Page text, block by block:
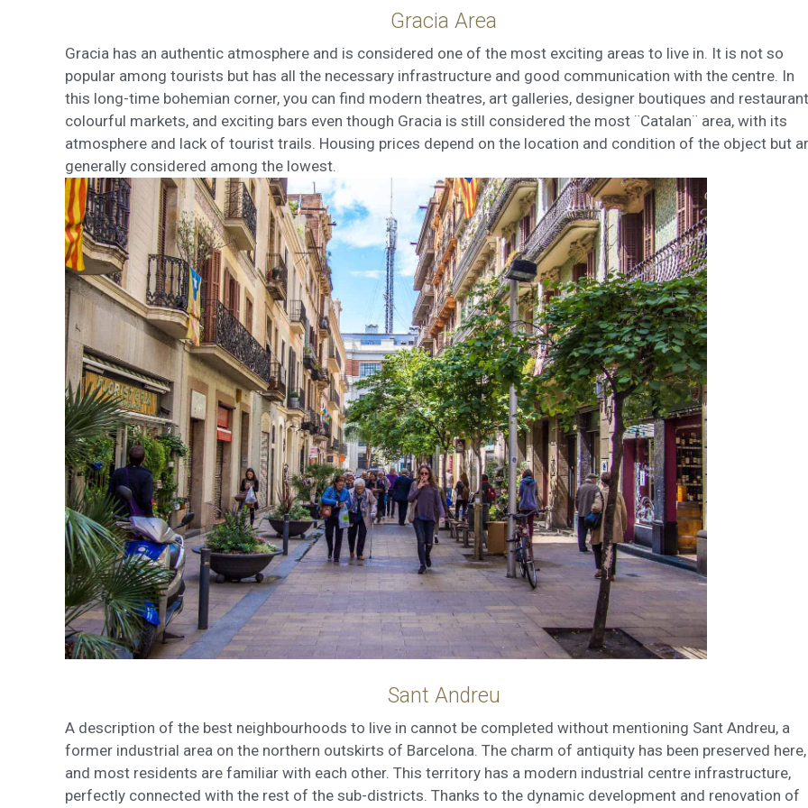
Gracia Area
Gracia has an authentic atmosphere and is considered one of the most exciting areas to live in. It is not so
popular among tourists but has all the necessary infrastructure and good communication with the centre. In
this long-time bohemian corner, you can find modern theatres, art galleries, designer boutiques and
colourful markets, and exciting bars even though Gracia is still considered the most ¨Catalan¨ area, with its
atmosphere and lack of tourist trails. Housing prices depend on the location and condition of the object but
generally considered among the lowest.
Sant Andreu
A description of the best neighbourhoods to live in cannot be completed without mentioning Sant Andreu, a
former industrial area on the northern outskirts of Barcelona. The charm of antiquity has been preserved here,
and most residents are familiar with each other. This territory has a modern industrial centre infrastructure,
perfectly connected with the rest of the sub-districts. Thanks to the dynamic development and renovation of